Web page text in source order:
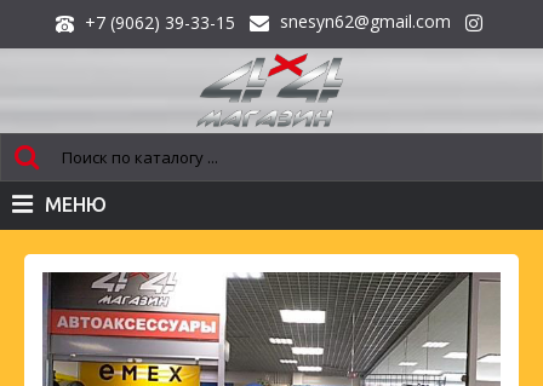
+7 (9062) 39-33-15 snesyn62@gmail.com
МЕНЮ